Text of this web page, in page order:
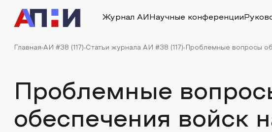
Журнал АИ Научные конференции
Главная АИ #38 (117) Статьи журнала АИ #38 (117) Проблемные вопросы
Проблемные
обеспечения войск